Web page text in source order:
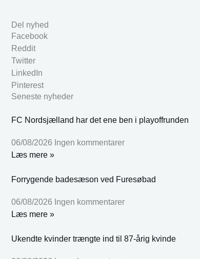
Del nyhed
Facebook
Reddit
Twitter
LinkedIn
Pinterest
Seneste nyheder
FC Nordsjælland har det ene ben i playoffrunden
06/08/2026 Ingen kommentarer
Læs mere »
Forrygende badesæson ved Furesøbad
06/08/2026 Ingen kommentarer
Læs mere »
Ukendte kvinder trængte ind til 87-årig kvinde